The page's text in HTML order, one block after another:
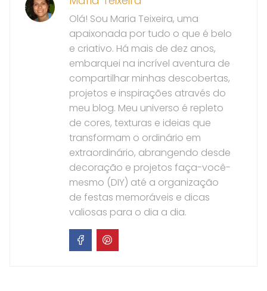
Olá! Sou Maria Teixeira, uma
apaixonada por tudo o que é belo
e criativo. Há mais de dez anos,
embarquei na incrível aventura de
compartilhar minhas descobertas,
projetos e inspirações através do
meu blog. Meu universo é repleto
de cores, texturas e ideias que
transformam o ordinário em
extraordinário, abrangendo desde
decoração e projetos faça-você-
mesmo (DIY) até a organização
de festas memoráveis e dicas
valiosas para o dia a dia.